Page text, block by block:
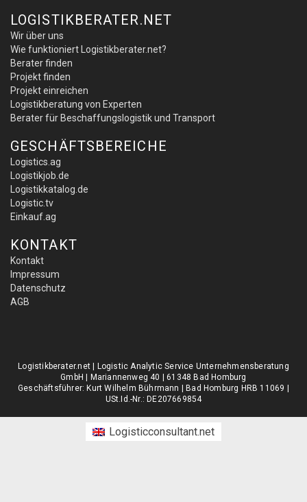
LOGISTIKBERATER.NET
Wir über uns
Wie funktioniert Logistikberater.net?
Berater finden
Projekt finden
Projekt einreichen
Logistikberatung von Experten
Berater für Beschaffungslogistik und Transport
GESCHÄFTSBEREICHE
Logistics.ag
Logistikjob.de
Logistikkatalog.de
Logistic.tv
Einkauf.ag
KONTAKT
Kontakt
Impressum
Datenschutz
AGB
Logistikberater.net | Logistic Analytic Service Unternehmensberatung
GmbH | Mariannenweg 40 | 61348 Bad Homburg
Geschäftsführer: Kurt Wilhelm Bührmann | Bad Homburg HRB 11069 |
USt.Id.-Nr.: DE207669854
Logisticconsultant.net